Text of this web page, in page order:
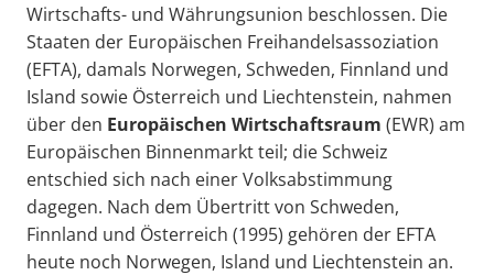
Wirtschafts- und Währungsunion beschlossen. Die
Staaten der Europäischen Freihandelsassoziation
(EFTA), damals Norwegen, Schweden, Finnland und
Island sowie Österreich und Liechtenstein, nahmen
über den Europäischen Wirtschaftsraum (EWR) am
Europäischen Binnenmarkt teil; die Schweiz
entschied sich nach einer Volksabstimmung
dagegen. Nach dem Übertritt von Schweden,
Finnland und Österreich (1995) gehören der EFTA
heute noch Norwegen, Island und Liechtenstein an.